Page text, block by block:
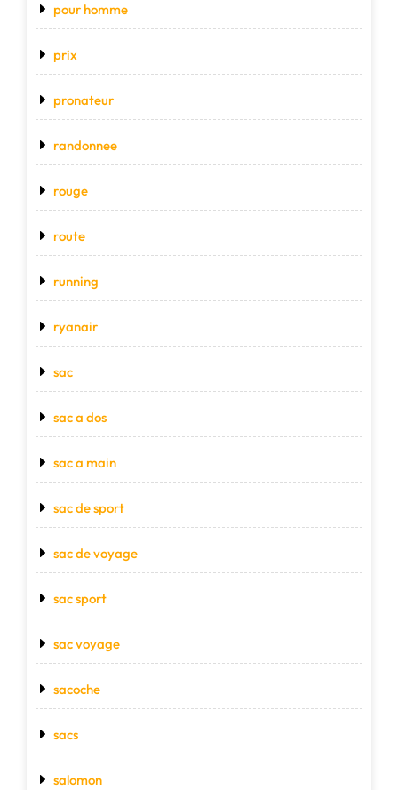
pour homme
prix
pronateur
randonnee
rouge
route
running
ryanair
sac
sac a dos
sac a main
sac de sport
sac de voyage
sac sport
sac voyage
sacoche
sacs
salomon